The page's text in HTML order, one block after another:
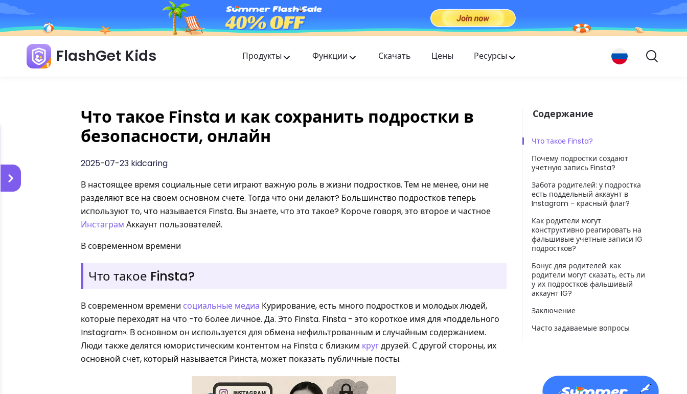
FlashGet Kids Продукты
FlashGet Finder
Функции Скачать Цены Ресурсы
Что такое Finsta и как сохранить подростки в
безопасности, онлайн
2025-07-23 kidcaring
В настоящее время социальные сети играют важную роль в жизни подростков. Тем не менее, они не
разделяют все на своем основном счете. Тогда что они делают? Большинство подростков теперь
используют то, что называется Finsta. Вы знаете, что это такое? Короче говоря, это второе и частное
Инстаграм Аккаунт пользователей.
В современном времени
Что такое Finsta?
В современном времени социальные медиа Курирование, есть много подростков и молодых людей,
которые переходят на что -то более личное. Да. Это Finsta. Finsta - это короткое имя для «поддельного
Instagram». В основном он используется для обмена нефильтрованным и случайным содержанием.
Люди также делятся юмористическим контентом на Finsta с близким кругдрузей. С другой стороны, их
основной счет, который называется Ринста, может показать публичные посты.
Содержание
Что такое Finsta?
Почему подростки создают
учетную запись Finsta?
Забота родителей: у подростка
есть поддельный аккаунт в
Instagram - красный флаг?
Как родители могут
конструктивно реагировать на
фальшивые учетные записи IG
подростков?
Бонус для родителей: как
родители могут сказать, есть ли
у их подростков фальшивый
аккаунт IG?
Заключение
Часто задаваемые вопросы